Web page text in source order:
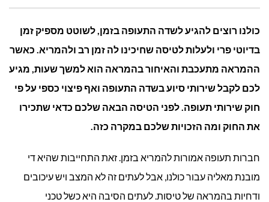
מגיע
פיצוי
דחיית
כולנו רוצים להגיע לשדה התעופה בזמן, לשוטט מספיק זמן
בדיוטי פרי ולעלות לטיסה שחיכינו לה זמן רב ולהמריא. כאשר
ההמראה מתעכבת והאיחור בהמראה הוא למשך שעות, מגיע
לכם לקבל שירותי סיוע בשדה התעופה ואף פיצוי כספי על פי
חוק שירותי תעופה. לפני הטיסה הבאה שלכם כדאי שתכירו
את החוק ומה הזכויות שלכם במקרה כזה.
חברות תעופה אמורות להמריא בזמן. זאת התחייבות שהיא די
מובנת מאליה עבור כולנו, אבל לעתים זה לא המצב ויש עיכובים
ודחיות בהמראה של טיסות. לעתים הסיבה היא כשל טכני